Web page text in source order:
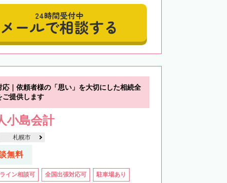
24時間受付中
メールで相談する
応｜依頼者様の「思い」を大切にした相続全
ご提供します
小島会計
札幌市
無料
イン相談可 全国出張対応可 駐車場あり